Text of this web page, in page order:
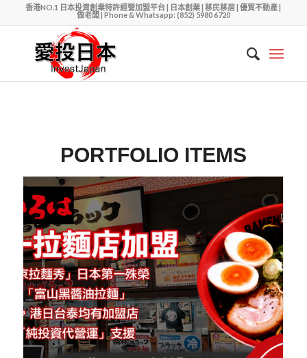
香港NO.1 日本投資創業特許經營加盟平台 | 日本創業 | 移民移居 | 優質不動產 |
做老闆 | Phone & Whatsapp: (852) 5980 6720
PORTFOLIO ITEMS